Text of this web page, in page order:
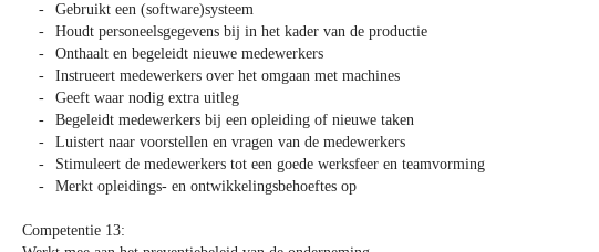
Gebruikt een (software)systeem
Houdt personeelsgegevens bij in het kader van de productie
Onthaalt en begeleidt nieuwe medewerkers
Instrueert medewerkers over het omgaan met machines
Geeft waar nodig extra uitleg
Begeleidt medewerkers bij een opleiding of nieuwe taken
Luistert naar voorstellen en vragen van de medewerkers
Stimuleert de medewerkers tot een goede werksfeer en teamvorming
Merkt opleidings- en ontwikkelingsbehoeftes op
Competentie 13: